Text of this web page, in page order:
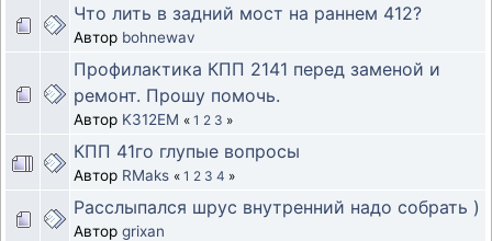
Что лить в задний мост на раннем 412?
Автор bohnewav
Профилактика КПП 2141 перед заменой и
ремонт. Прошу помочь.
Автор K312EM « 1 2 3 »
КПП 41го глупые вопросы
Автор RMaks « 1 2 3 4 »
Расслыпался шрус внутренний надо собрать )
Автор grixan